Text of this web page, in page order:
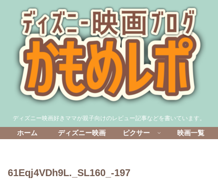
ディズニー映画好きママが親子向けのレビュー記事などを書いています。
ホーム ディズニー映画 ピクサー 映画一覧
61Eqj4VDh9L._SL160_-197